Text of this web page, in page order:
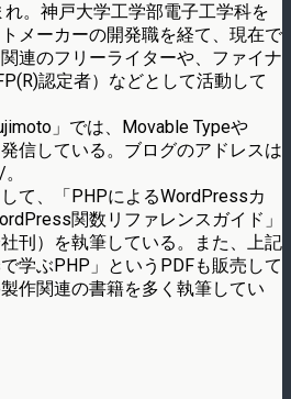
。神戸大学工学部電子工学科を
メーカーの開発職を経て、現在で
連のフリーライターや、ファイナ
認定者）などとして活動して
」では、Movable Typeや
信している。ブログのアドレスは
て、「PHPによるWordPressカ
関数リファレンスガイド」
刊）を執筆している。また、上記
学ぶPHP」というPDFも販売して
作関連の書籍を多く執筆してい